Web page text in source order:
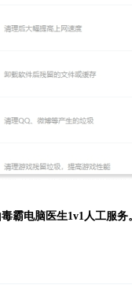
霸电脑医生1v1人工服务